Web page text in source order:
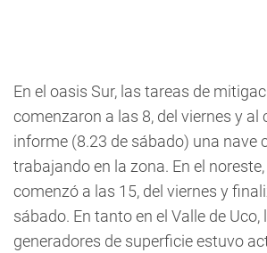
En el oasis Sur, las tareas de
comenzaron a las 8, del viernes y al
informe (8.23 de sábado) una nave
trabajando en la zona. En el
comenzó a las 15, del viernes y
sábado. En tanto en el Valle de Uco,
generadores de superficie estuvo